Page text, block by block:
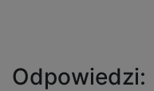
Odpowiedzi: